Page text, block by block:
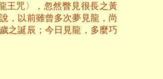
王咒〉，忽然瞥見很長之黃
，以前雖曾多次夢見龍，尚
之誕辰；今日見龍，多麼巧